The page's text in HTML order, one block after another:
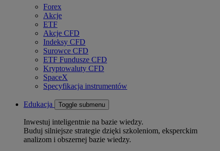
Forex
Akcje
ETF
Akcje CFD
Indeksy CFD
Surowce CFD
ETF Fundusze CFD
Kryptowaluty CFD
SpaceX
Specyfikacja instrumentów
Edukacja Toggle submenu
Inwestuj inteligentnie na bazie wiedzy.
Buduj silniejsze strategie dzięki szkoleniom, eksperckim
analizom i obszernej bazie wiedzy.